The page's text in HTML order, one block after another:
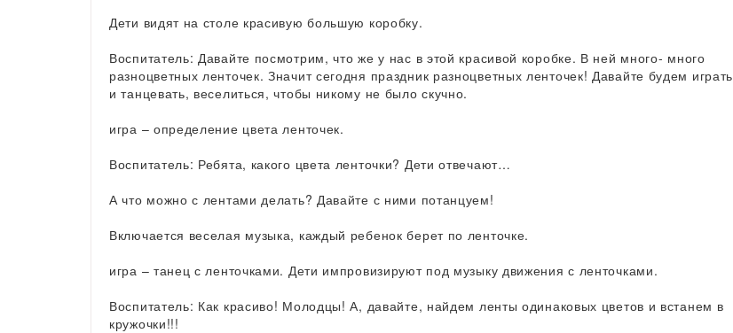
Дети видят на столе красивую большую коробку.
Воспитатель: Давайте посмотрим, что же у нас в этой красивой коробке. В ней много- много
разноцветных ленточек. Значит сегодня праздник разноцветных ленточек! Давайте будем играть
и танцевать, веселиться, чтобы никому не было скучно.
игра – определение цвета ленточек.
Воспитатель: Ребята, какого цвета ленточки? Дети отвечают…
А что можно с лентами делать? Давайте с ними потанцуем!
Включается веселая музыка, каждый ребенок берет по ленточке.
игра – танец с ленточками. Дети импровизируют под музыку движения с ленточками.
Воспитатель: Как красиво! Молодцы! А, давайте, найдем ленты одинаковых цветов и встанем в
кружочки!!!